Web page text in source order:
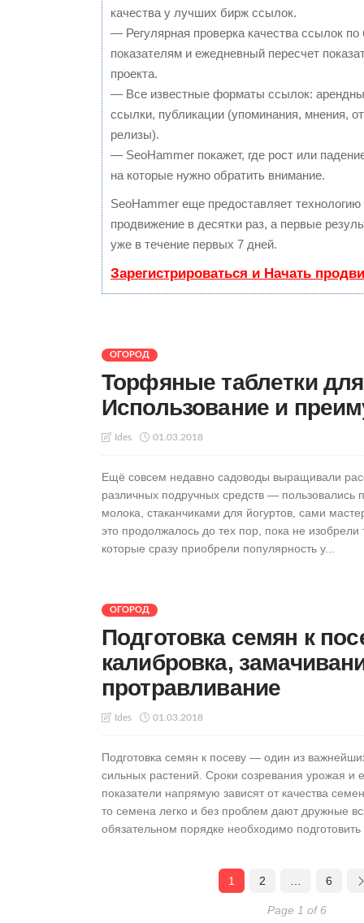
качества у лучших бирж ссылок.
— Регулярная проверка качества ссылок
показателям и ежедневный пересчет
проекта.
— Все известные форматы ссылок:
ссылки, публикации (упоминания, мнения,
релизы).
— SeoHammer покажет, где рост или
на которые нужно обратить внимание.
SeoHammer еще предоставляет технологию
продвижение в десятки раз, а первые
уже в течение первых 7 дней.
Зарегистрироваться и Начать
ОГОРОД
Торфяные таблетки
Использование и
Ides 01.03.2018
Ещё совсем недавно садоводы выращивали
различных подручных средств — пользовались
молока, стаканчиками для йогуртов, сами
это продолжалось до тех пор, пока не
которые сразу приобрели популярность у...
ОГОРОД
Подготовка семян к
калибровка,
протравливание
Ides 01.03.2018
Подготовка семян к посеву — один из
сильных растений. Сроки созревания урожая и
показатели напрямую зависят от качества
то семена легко и без проблем дают дружные
обязательном порядке необходимо
1 2 6
Page 1 of 6